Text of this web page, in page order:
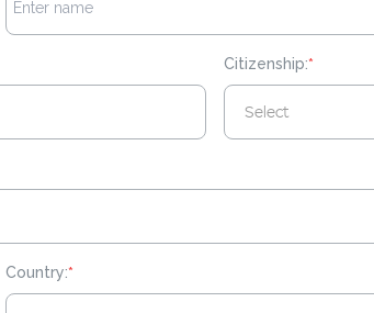
Citizenship:*
Select
Country:*